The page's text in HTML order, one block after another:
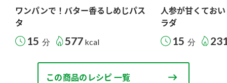
ワンパンで！バター香るしめじパス
タ
15 分 577 kcal
人参が甘くてお
ラダ
15 分
この商品のレシピ 一覧